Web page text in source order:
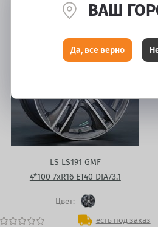
LS LS191 GMF
4*100 7xR16 ET40 DIA73.1
Цвет:
есть под заказ
ВАШ
Да, все верно